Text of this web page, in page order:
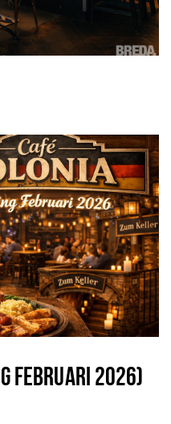
FEBRUARI 2026)